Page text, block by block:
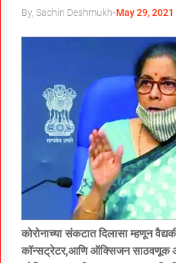
By, Sachin Deshmukh-May 29,
कोरोनाच्या संकटात दिलासा म्हणून
कॉन्सट्रेटर,आणि ऑक्सिजन साठवणूक